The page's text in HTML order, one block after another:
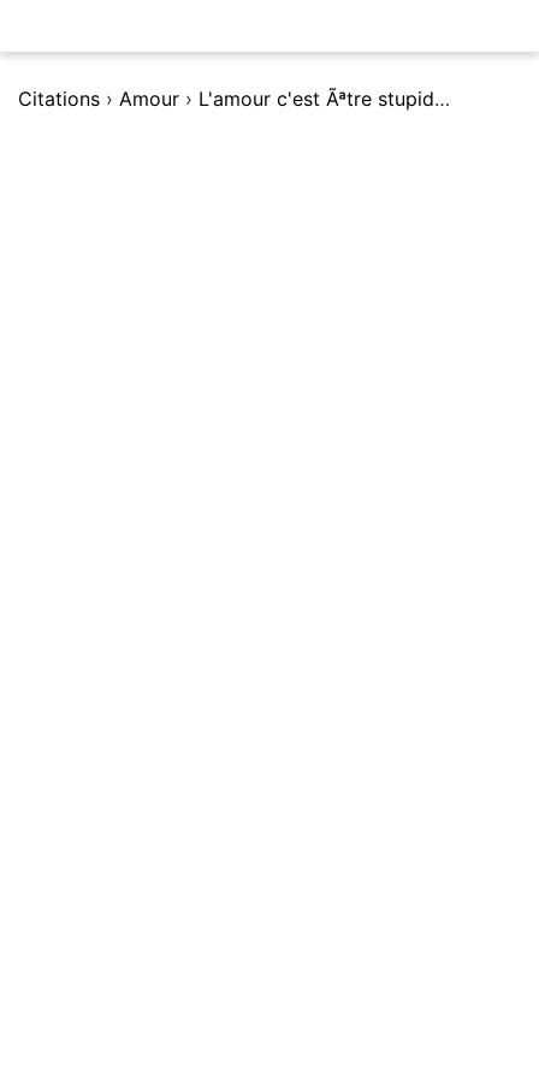
Citations › Amour › L'amour c'est Ãªtre stupide ensemble.